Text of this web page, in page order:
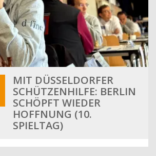
MIT DÜSSELDORFER
SCHÜTZENHILFE: BERLIN
SCHÖPFT WIEDER
HOFFNUNG (10.
SPIELTAG)